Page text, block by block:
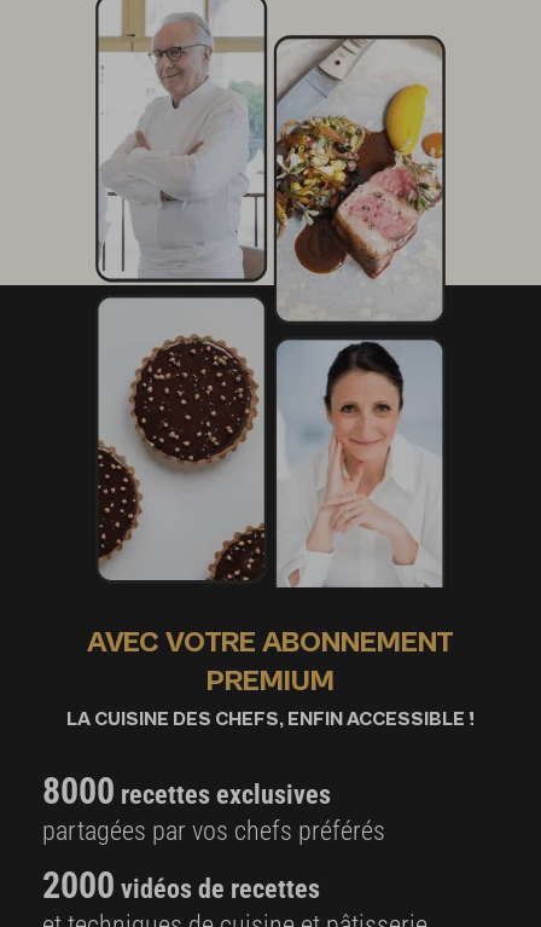
AVEC VOTRE ABONNEMENT
PREMIUM
LA CUISINE DES CHEFS, ENFIN ACCESSIBLE !
8000 recettes exclusives
partagées par vos chefs préférés
2000 vidéos de recettes